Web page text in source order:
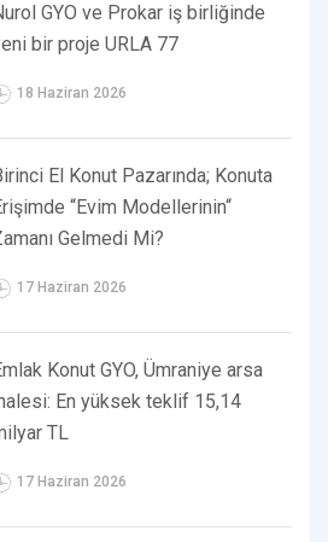
GYO ve Prokar iş birliğinde
bir proje URLA 77
18 Haziran 2026
El Konut Pazarında; Konuta
“Evim Modellerinin“
Gelmedi Mi?
17 Haziran 2026
Konut GYO, Ümraniye arsa
En yüksek teklif 15,14
TL
17 Haziran 2026